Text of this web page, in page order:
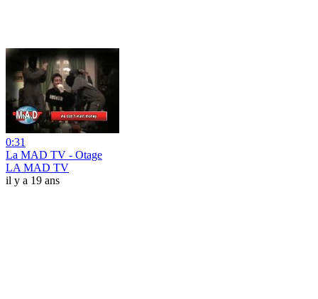
0:31
La MAD TV - Otage
LA MAD TV
il y a 19 ans